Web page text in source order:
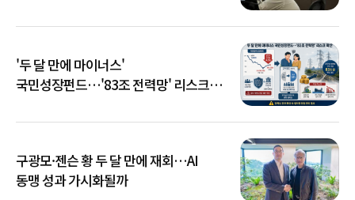
'두 달 만에 마이너스'
국민성장펀드…'83조 전력망' 리스크
구광모·젠슨 황 두 달 만에 재회…AI
동맹 성과 가시화될까